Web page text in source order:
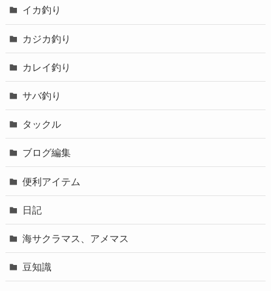
イカ釣り
カジカ釣り
カレイ釣り
サバ釣り
タックル
ブログ編集
便利アイテム
日記
海サクラマス、アメマス
豆知識